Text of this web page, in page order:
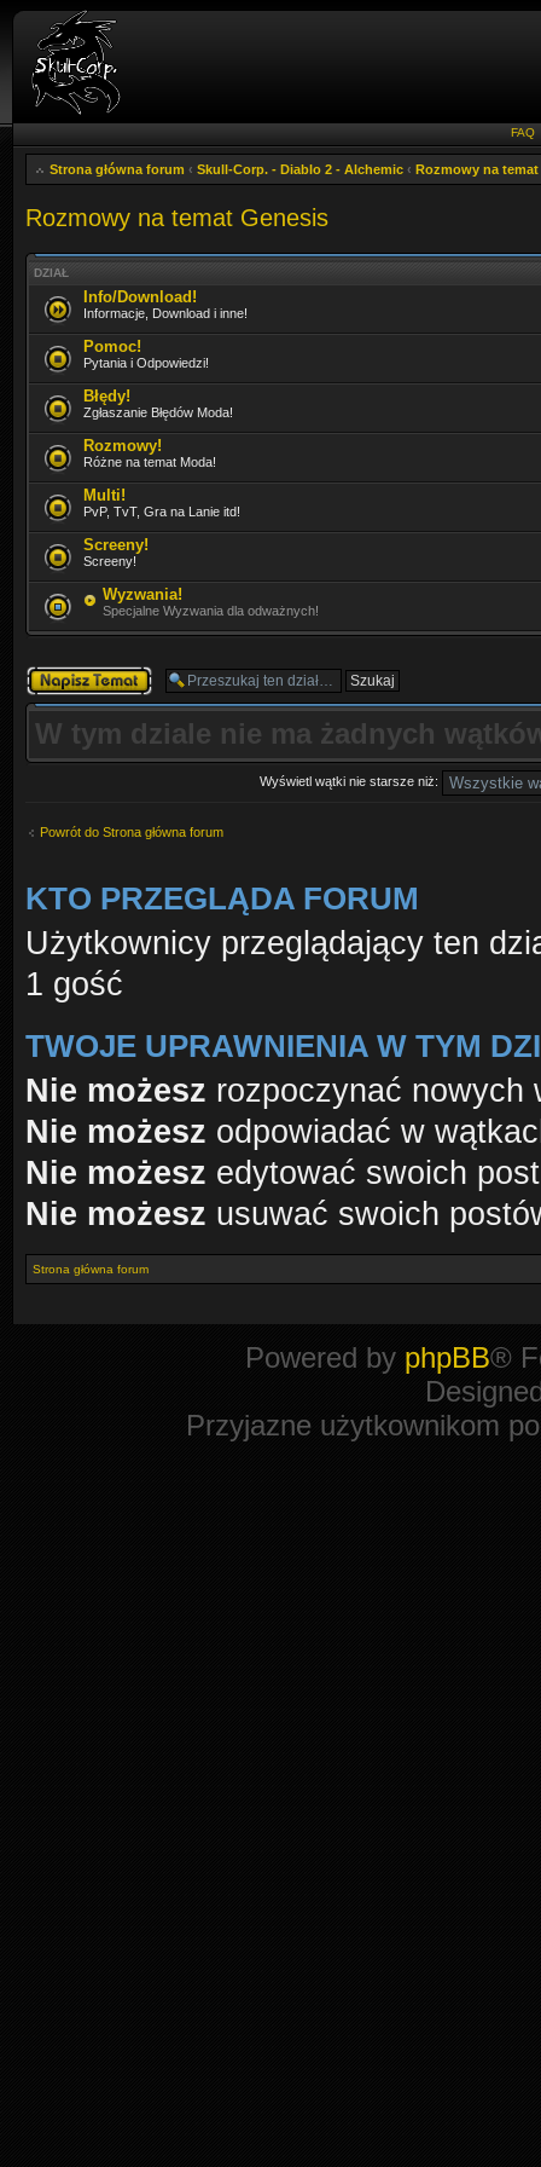
FAQ
Strona główna forum ‹ Skull-Corp. - Diablo 2 - Alchemic ‹ Rozmowy na temat
Rozmowy na temat Genesis
DZIAŁ
Info/Download!
Informacje, Download i inne!
Pomoc!
Pytania i Odpowiedzi!
Błędy!
Zgłaszanie Błędów Moda!
Rozmowy!
Różne na temat Moda!
Multi!
PvP, TvT, Gra na Lanie itd!
Screeny!
Screeny!
Wyzwania!
Specjalne Wyzwania dla odważnych!
Napisz wątek
W tym dziale nie ma żadnych
Wyświetl wątki nie starsze niż:
Powrót do Strona główna forum
KTO PRZEGLĄDA FORUM
Użytkownicy przeglądający ten
1 gość
TWOJE UPRAWNIENIA W TYM
Nie możesz rozpoczynać nowych
Nie możesz odpowiadać w
Nie możesz edytować swoich
Nie możesz usuwać swoich
Strona główna forum
Powered by phpBB®
Przyjazne użytkownikom